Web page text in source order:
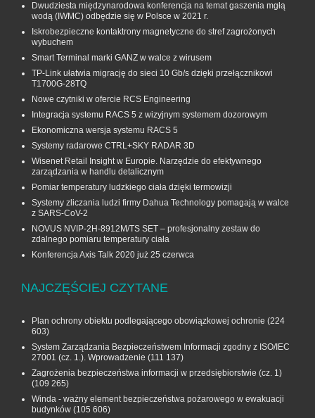
Dwudziesta międzynarodowa konferencja na temat gaszenia mgłą
wodą (IWMC) odbędzie się w Polsce w 2021 r.
Iskrobezpieczne kontaktrony magnetyczne do stref zagrożonych
wybuchem
Smart Terminal marki GANZ w walce z wirusem
TP-Link ułatwia migrację do sieci 10 Gb/s dzięki przełącznikowi
T1700G‑28TQ
Nowe czytniki w ofercie RCS Engineering
Integracja systemu RACS 5 z wizyjnym systemem dozorowym
Ekonomiczna wersja systemu RACS 5
Systemy radarowe CTRL+SKY RADAR 3D
Wisenet Retail Insight w Europie. Narzędzie do efektywnego
zarządzania w handlu detalicznym
Pomiar temperatury ludzkiego ciała dzięki termowizji
Systemy zliczania ludzi firmy Dahua Technology pomagają w walce
z SARS-CoV-2
NOVUS NVIP-2H-8912M/TS SET – profesjonalny zestaw do
zdalnego pomiaru temperatury ciała
Konferencja Axis Talk 2020 już 25 czerwca
NAJCZĘŚCIEJ CZYTANE
Plan ochrony obiektu podlegającego obowiązkowej ochronie (224
603)
System Zarządzania Bezpieczeństwem Informacji zgodny z ISO/IEC
27001 (cz. 1.). Wprowadzenie (111 137)
Zagrożenia bezpieczeństwa informacji w przedsiębiorstwie (cz. 1)
(109 265)
Winda - ważny element bezpieczeństwa pożarowego w ewakuacji
budynków (105 606)